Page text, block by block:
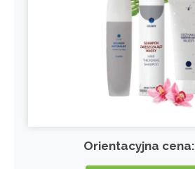
Orientacyjna cena: